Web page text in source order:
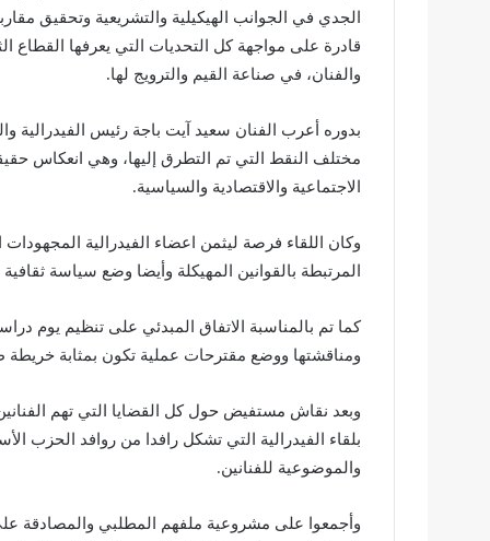
الجدي في الجوانب الهيكيلية والتشريعية وتحقيق
قادرة على مواجهة كل التحديات التي يعرفها القطاع
والفنان، في صناعة القيم والترويج لها.
بدوره أعرب الفنان سعيد آيت باجة رئيس الفيدرالية
مختلف النقط التي تم التطرق إليها، وهي انعكاس
الاجتماعية والاقتصادية والسياسية.
وكان اللقاء فرصة ليثمن اعضاء الفيدرالية
المرتبطة بالقوانين المهيكلة وأيضا وضع سياسة
كما تم بالمناسبة الاتفاق المبدئي على تنظيم يوم
ومناقشتها ووضع مقترحات عملية تكون بمثابة
وبعد نقاش مستفيض حول كل القضايا التي تهم
بلقاء الفيدرالية التي تشكل رافدا من روافد الحزب
والموضوعية للفنانين.
وأجمعوا على مشروعية ملفهم المطلبي والمصادقة